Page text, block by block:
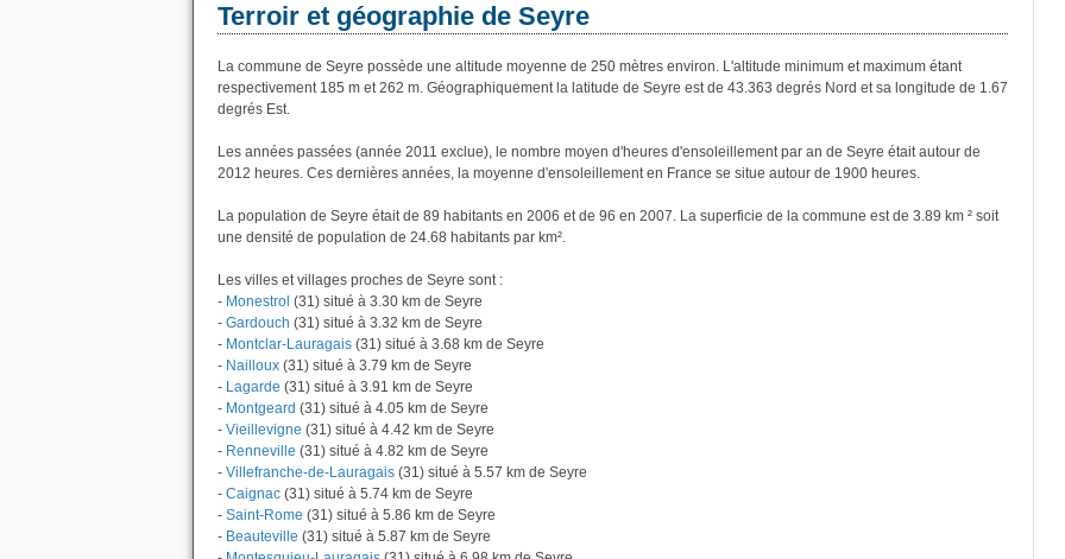
Terroir et géographie de Seyre
La commune de Seyre possède une altitude moyenne de 250 mètres environ. L'altitude minimum et maximum étant
respectivement 185 m et 262 m. Géographiquement la latitude de Seyre est de 43.363 degrés Nord et sa longitude de 1.67
degrés Est.
Les années passées (année 2011 exclue), le nombre moyen d'heures d'ensoleillement par an de Seyre était autour de
2012 heures. Ces dernières années, la moyenne d'ensoleillement en France se situe autour de 1900 heures.
La population de Seyre était de 89 habitants en 2006 et de 96 en 2007. La superficie de la commune est de 3.89 km ² soit
une densité de population de 24.68 habitants par km².
Les villes et villages proches de Seyre sont :
- Monestrol (31) situé à 3.30 km de Seyre
- Gardouch (31) situé à 3.32 km de Seyre
- Montclar-Lauragais (31) situé à 3.68 km de Seyre
- Nailloux (31) situé à 3.79 km de Seyre
- Lagarde (31) situé à 3.91 km de Seyre
- Montgeard (31) situé à 4.05 km de Seyre
- Vieillevigne (31) situé à 4.42 km de Seyre
- Renneville (31) situé à 4.82 km de Seyre
- Villefranche-de-Lauragais (31) situé à 5.57 km de Seyre
- Caignac (31) situé à 5.74 km de Seyre
- Saint-Rome (31) situé à 5.86 km de Seyre
- Beauteville (31) situé à 5.87 km de Seyre